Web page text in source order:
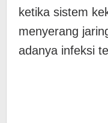
ketika sistem
menyerang
adanya infeksi